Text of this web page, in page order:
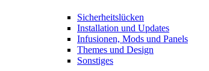
Sicherheitslücken
Installation und Updates
Infusionen, Mods und Panels
Themes und Design
Sonstiges